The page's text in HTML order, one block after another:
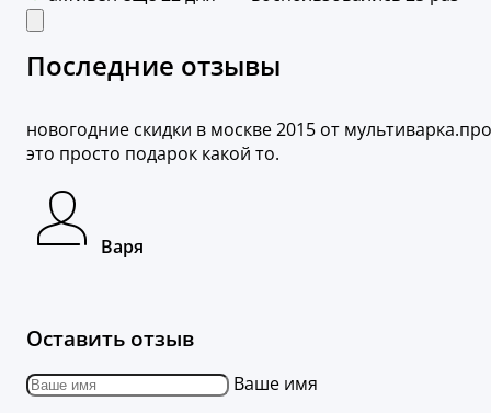
Последние отзывы
новогодние скидки в москве 2015 от мультиварка.про
это просто подарок какой то.
Варя
Оставить отзыв
Ваше имя